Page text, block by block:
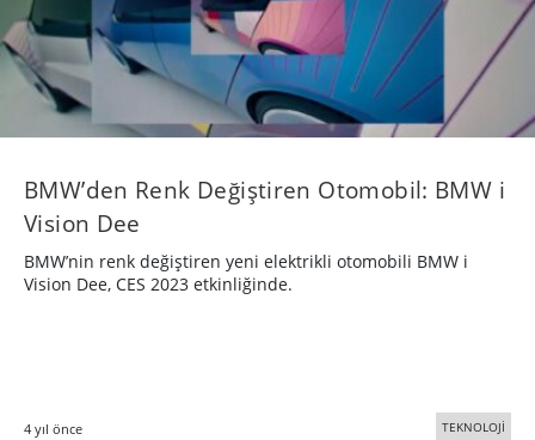
BMW’den Renk Değiştiren Otomobil: BMW i
Vision Dee
BMW’nin renk değiştiren yeni elektrikli otomobili BMW i
Vision Dee, CES 2023 etkinliğinde.
4 yıl önce TEKNOLOJİ